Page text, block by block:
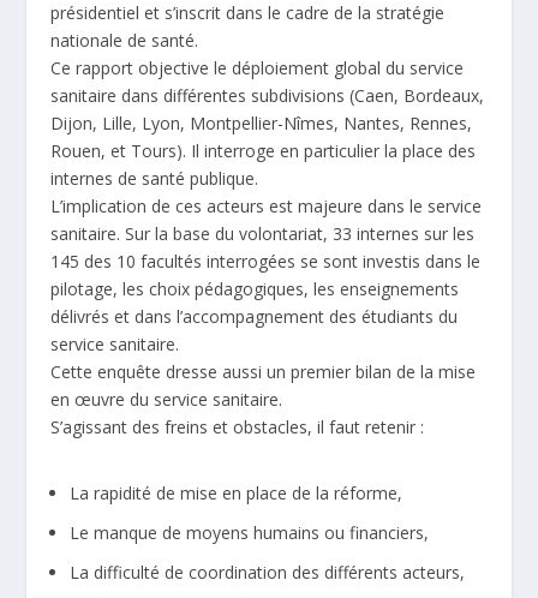
présidentiel et s’inscrit dans le cadre de la stratégie
nationale de santé.
Ce rapport objective le déploiement global du service
sanitaire dans différentes subdivisions (Caen, Bordeaux,
Dijon, Lille, Lyon, Montpellier-Nîmes, Nantes, Rennes,
Rouen, et Tours). Il interroge en particulier la place des
internes de santé publique.
L’implication de ces acteurs est majeure dans le service
sanitaire. Sur la base du volontariat, 33 internes sur les
145 des 10 facultés interrogées se sont investis dans le
pilotage, les choix pédagogiques, les enseignements
délivrés et dans l’accompagnement des étudiants du
service sanitaire.
Cette enquête dresse aussi un premier bilan de la mise
en œuvre du service sanitaire.
S’agissant des freins et obstacles, il faut retenir :
La rapidité de mise en place de la réforme,
Le manque de moyens humains ou financiers,
La difficulté de coordination des différents acteurs,